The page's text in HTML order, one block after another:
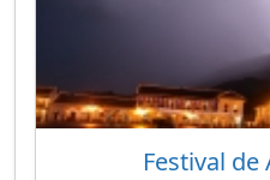
Festival